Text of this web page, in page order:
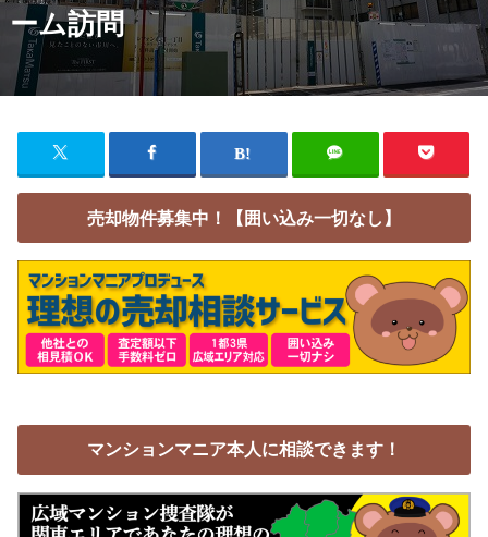
ーム訪問
売却物件募集中！【囲い込み一切なし】
マンションマニア本人に相談できます！